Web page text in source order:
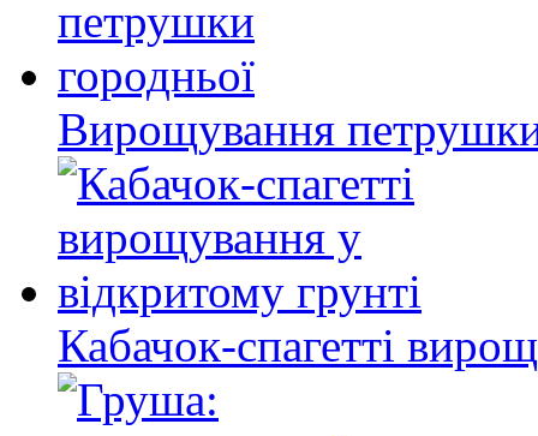
Вирощування
Кабачок-спагетті